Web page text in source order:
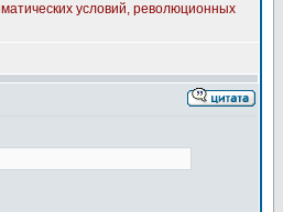
условий, революционных